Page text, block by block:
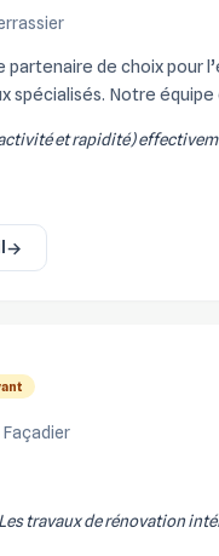
de choix pour
Notre équipe
et rapidité)
→
Façadier
travaux de rénovation